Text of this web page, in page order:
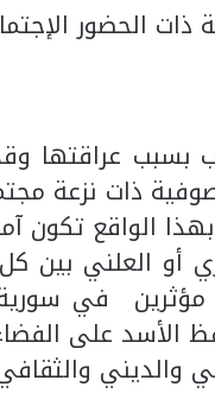
الحضور
بسبب عراقتها
ذات نزعة
الواقع
أو العلني بين
في سورية
الأسد على